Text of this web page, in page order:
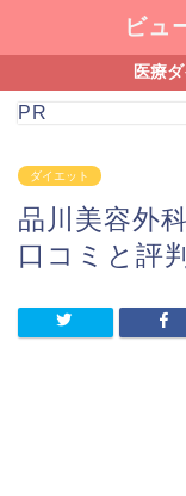
ビュ
医療
PR
ダイエット
品川美容外
口コミと評